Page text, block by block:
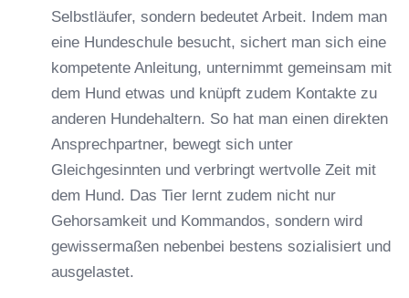
Selbstläufer, sondern bedeutet Arbeit. Indem man
eine Hundeschule besucht, sichert man sich eine
kompetente Anleitung, unternimmt gemeinsam mit
dem Hund etwas und knüpft zudem Kontakte zu
anderen Hundehaltern. So hat man einen direkten
Ansprechpartner, bewegt sich unter
Gleichgesinnten und verbringt wertvolle Zeit mit
dem Hund. Das Tier lernt zudem nicht nur
Gehorsamkeit und Kommandos, sondern wird
gewissermaßen nebenbei bestens sozialisiert und
ausgelastet.